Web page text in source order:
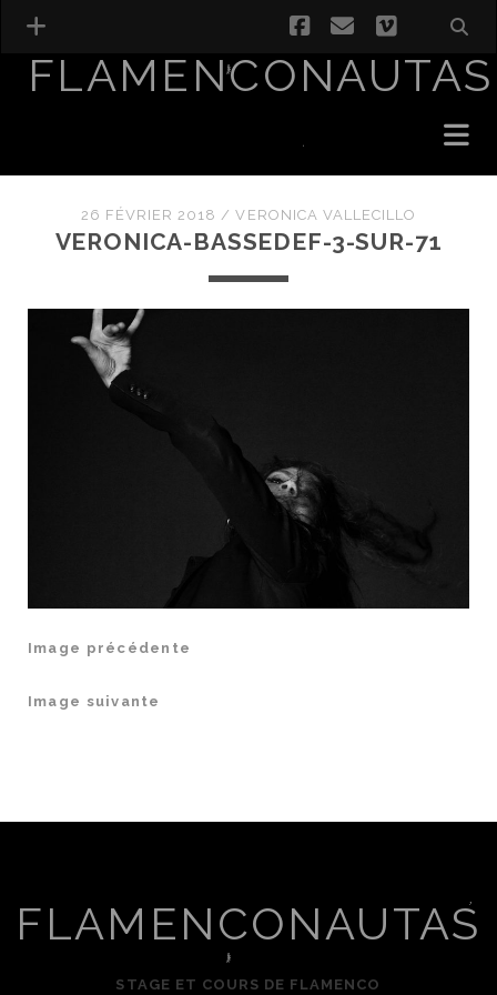
facebook
emailvimeo
FLAMENCONAUTAS
26 FÉVRIER 2018 /VERONICA VALLECILLO
VERONICA-BASSEDEF-3-SUR-71
Image précédente
Image suivante
FLAMENCONAUTAS
STAGE ET COURS DE FLAMENCO